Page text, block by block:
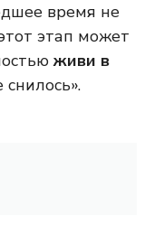
время не
этап может
живи в